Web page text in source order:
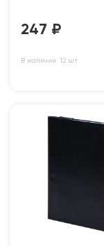
247 ₽
В наличии: 12 шт